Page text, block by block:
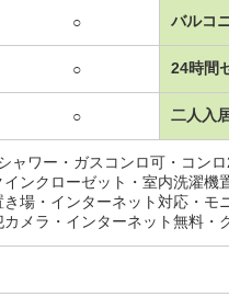
○ バルコ
○ 24時間
○ 二人入
ャワー・ガスコンロ可・コン
ンクローゼット・室内洗濯機
場・インターネット対応・モ
メラ・インターネット無料・